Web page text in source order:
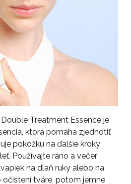
Treatment Essence je
ktorá pomáha zjednotiť
pokožku na ďalšie kroky
Používajte ráno a večer,
na dlaň ruky alebo na
tváre, potom jemne